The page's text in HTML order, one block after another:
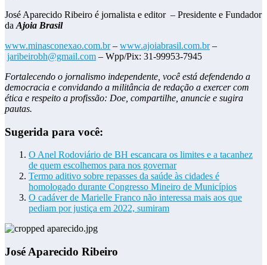
José Aparecido Ribeiro é jornalista e editor – Presidente e Fundador
da Ajoia Brasil
www.minasconexao.com.br– www.ajoiabrasil.com.br–
jaribeirobh@gmail.com – Wpp/Pix: 31-99953-7945
Fortalecendo o jornalismo independente, você está defendendo a
democracia e convidando a militância de redação a exercer com
ética e respeito a profissão: Doe, compartilhe, anuncie e sugira
pautas.
Sugerida para você:
O Anel Rodoviário de BH escancara os limites e a tacanhez
de quem escolhemos para nos governar
Termo aditivo sobre repasses da saúde às cidades é
homologado durante Congresso Mineiro de Municípios
O cadáver de Marielle Franco não interessa mais aos que
pediam por justiça em 2022, sumiram
José Aparecido Ribeiro